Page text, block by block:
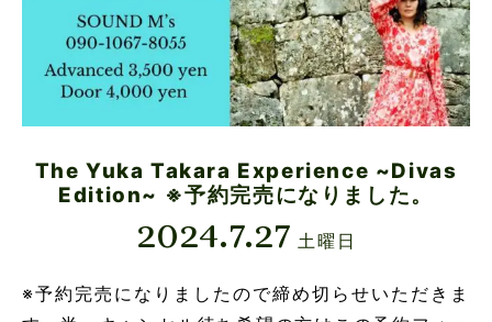
The Yuka Takara Experience ~Divas
Edition~ ※予約完売になりました。
2024.7.27 土曜日
※予約完売になりましたので締め切らせいただきま